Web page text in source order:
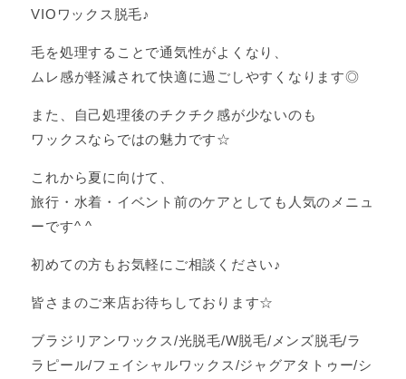
VIOワックス脱毛♪
毛を処理することで通気性がよくなり、
ムレ感が軽減されて快適に過ごしやすくなります◎
また、自己処理後のチクチク感が少ないのも
ワックスならではの魅力です☆
これから夏に向けて、
旅行・水着・イベント前のケアとしても人気のメニュ
ーです^ ^
初めての方もお気軽にご相談ください♪
皆さまのご来店お待ちしております☆
ブラジリアンワックス/光脱毛/W脱毛/メンズ脱毛/ラ
ラピール/フェイシャルワックス/ジャグアタトゥー/シ